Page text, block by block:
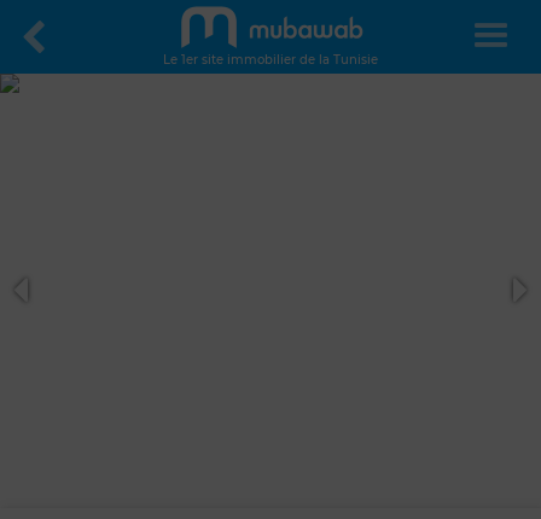
Le 1er site immobilier de la Tunisie